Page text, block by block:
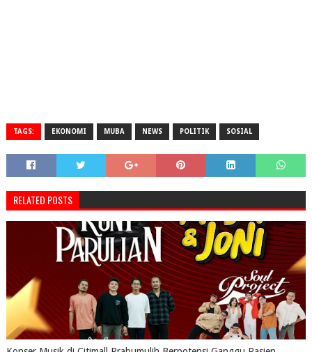
TAGS: EKONOMI MUBA NEWS POLITIK SOSIAL
RELATED POSTS